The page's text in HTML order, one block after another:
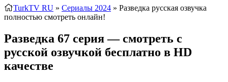
TurkTV RU » Сериалы 2024 » Разведка русская озвучка
полностью смотреть онлайн!
Разведка 67 серия — смотреть с
русской озвучкой бесплатно в HD
качестве